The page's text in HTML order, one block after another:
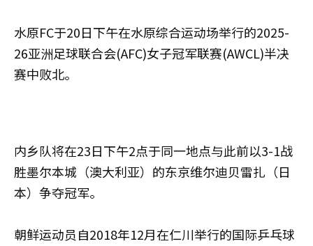
水原FC于20日下午在水原综合运动场举行的2025-
26亚洲足球联合会(AFC)女子冠军联赛(AWCL)半决
赛中败北。
内乡队将在23日下午2点于同一地点与此前以3-1战
胜墨尔本城（澳大利亚）的东京维尔迪贝雷扎（日
本）争夺冠军。
朝鲜运动员自2018年12月在仁川举行的国际乒乓球